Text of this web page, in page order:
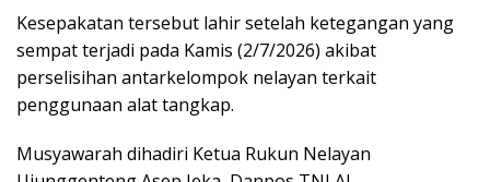
Kesepakatan tersebut lahir setelah ketegangan yang
sempat terjadi pada Kamis (2/7/2026) akibat
perselisihan antarkelompok nelayan terkait
penggunaan alat tangkap.
Musyawarah dihadiri Ketua Rukun Nelayan